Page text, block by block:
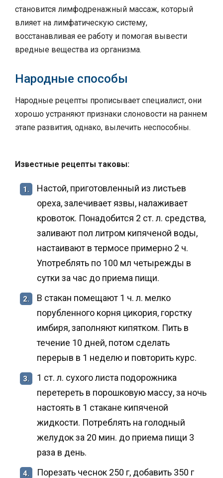
становится лимфодренажный массаж, который
влияет на лимфатическую систему,
восстанавливая ее работу и помогая вывести
вредные вещества из организма.
Народные способы
Народные рецепты прописывает специалист, они
хорошо устраняют признаки слоновости на раннем
этапе развития, однако, вылечить неспособны.
Известные рецепты таковы:
1.
Настой, приготовленный из листьев
ореха, залечивает язвы, налаживает
кровоток. Понадобится 2 ст. л. средства,
заливают пол литром кипяченой воды,
настаивают в термосе примерно 2 ч.
Употреблять по 100 мл четырежды в
сутки за час до приема пищи.
2.
В стакан помещают 1 ч. л. мелко
порубленного корня цикория, горстку
имбиря, заполняют кипятком. Пить в
течение 10 дней, потом сделать
перерыв в 1 неделю и повторить курс.
3.
1 ст. л. сухого листа подорожника
перетереть в порошковую массу, за ночь
настоять в 1 стакане кипяченой
жидкости. Потреблять на голодный
желудок за 20 мин. до приема пищи 3
раза в день.
4.
Порезать чеснок 250 г, добавить 350 г